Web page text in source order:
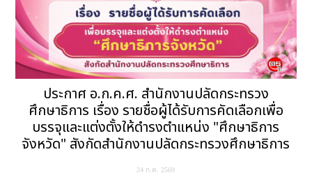
ประกาศ อ.ก.ค.ศ. สำนักงานปลัดกระทรวง
ศึกษาธิการ เรื่อง รายชื่อผู้ได้รับการคัดเลือกเพื่อ
บรรจุและแต่งตั้งให้ดำรงตำแหน่ง "ศึกษาธิการ
จังหวัด" สังกัดสำนักงานปลัดกระทรวงศึกษาธิการ
24 ก.ค. 2569